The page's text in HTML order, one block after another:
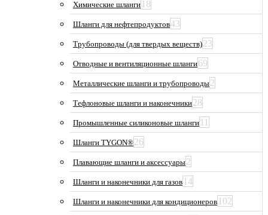
Химические шланги 18
Шланги для нефтепродуктов43
Трубопроводы (для твердых веществ)23
Отводные и вентиляционные шланги69
Металлические шланги и трубопроводы2
Тефлоновые шланги и наконечники28
Промышленные силиконовые шланги 11
Шланги TYGON®26
Плавающие шланги и аксессуары2
Шланги и наконечники для газов 14
Шланги и наконечники для кондиционеров 102